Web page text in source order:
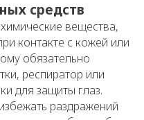
средств
вещества,
контакте с кожей или
обязательно
респиратор или
для защиты глаз.
раздражений